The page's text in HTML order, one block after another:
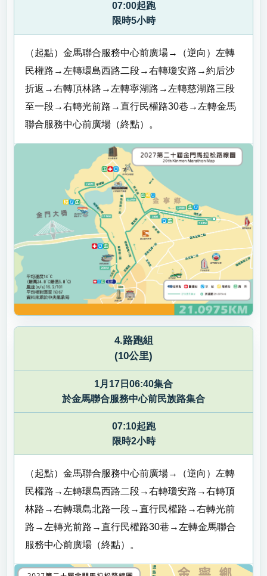
07:00起跑
限時5小時
（起點）金馬聯合服務中心前廣場→（逆向）左轉
民權路→左轉環島西路二段→右轉瓊安路→約后沙
折返→右轉頂林路→左轉寧湖路→左轉慈湖路三段
至一段→右轉光前路→直行民權路30巷→左轉金馬
聯合服務中心前廣場（終點）。
4.路跑組
(10公里)
1月17日06:40集合
於金馬聯合服務中心前民族路集合
07:10起跑
限時2小時
（起點）金馬聯合服務中心前廣場→（逆向）左轉
民權路→左轉環島西路二段→右轉瓊安路→右轉頂
林路→右轉環島北路一段→直行民權路→右轉光前
路→左轉光前路→直行民權路30巷→左轉金馬聯合
服務中心前廣場（終點）。